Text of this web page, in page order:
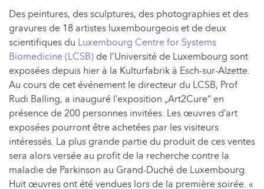
Des peintures, des sculptures, des photographies et des
gravures de 18 artistes luxembourgeois et de deux
scientifiques du Luxembourg Centre for Systems
Biomedicine (LCSB) de l’Université de Luxembourg sont
exposées depuis hier à la Kulturfabrik à Esch-sur-Alzette.
Au cours de cet événement le directeur du LCSB, Prof
Rudi Balling, a inauguré l’exposition „Art2Cure“ en
présence de 200 personnes invitées. Les œuvres d’art
exposées pourront être achetées par les visiteurs
intéressés. La plus grande partie du produit de ces ventes
sera alors versée au profit de la recherche contre la
maladie de Parkinson au Grand-Duché de Luxembourg.
Huit œuvres ont été vendues lors de la première soirée. «